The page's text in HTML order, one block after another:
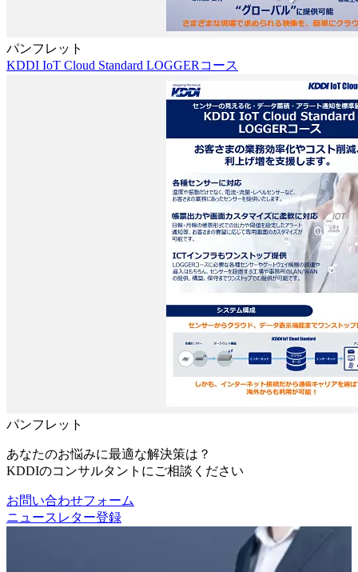
パンフレット
KDDI IoT Cloud Standard LOGGERコース
パンフレット
あなたのお悩みに最適な解決策は？
KDDIのコンサルタントにご相談ください
お問い合わせフォーム
ニュースレター登録